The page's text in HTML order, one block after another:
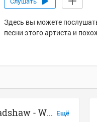
Здесь вы можете
песни этого артиста и
Ещё
Музыка похожая на Tiny Bradshaw - Walkin' The Chalk Line